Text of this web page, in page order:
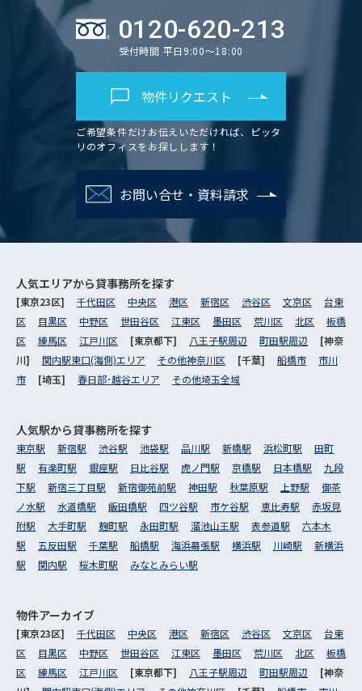
0120-620-213
受付時間 平日9:00～18:00
物件リクエスト
ご希望条件だけお伝えいただければ、ピッタ
リのオフィスをお探しします！
お問い合せ・資料請求
人気エリアから貸事務所を探す
[東京23区] 千代田区 中央区 港区 新宿区 渋谷区 文京区
台東
区
目黒区 中野区 世田谷区 江東区 墨田区 荒川区 北区
板橋
区
練馬区 江戸川区 [東京都下] 八王子駅周辺 町田駅周辺
[神奈
川] 関内駅東口(海側)エリア その他神奈川区 [千葉] 船橋市
市川
市
[埼玉] 春日部･越谷エリア その他埼玉全域
人気駅から貸事務所を探す
東京駅 新宿駅 渋谷駅 池袋駅 品川駅 新橋駅 浜松町駅
田町
駅
有楽町駅 銀座駅 日比谷駅 虎ノ門駅 京橋駅 日本橋駅
九段
下駅
新宿三丁目駅 新宿御苑前駅 神田駅 秋葉原駅 上野駅
御茶
ノ水駅
水道橋駅 飯田橋駅 四ツ谷駅 市ケ谷駅 恵比寿駅
赤坂見
附駅
大手町駅 麹町駅 永田町駅 溜池山王駅 表参道駅
六本木
駅
五反田駅 千葉駅 船橋駅 海浜幕張駅 横浜駅 川崎駅
新横浜
駅
関内駅 桜木町駅 みなとみらい駅
物件アーカイブ
[東京23区] 千代田区 中央区 港区 新宿区 渋谷区 文京区
台東
区
目黒区 中野区 世田谷区 江東区 墨田区 荒川区 北区
板橋
区
練馬区 江戸川区 [東京都下] 八王子駅周辺 町田駅周辺
[神奈